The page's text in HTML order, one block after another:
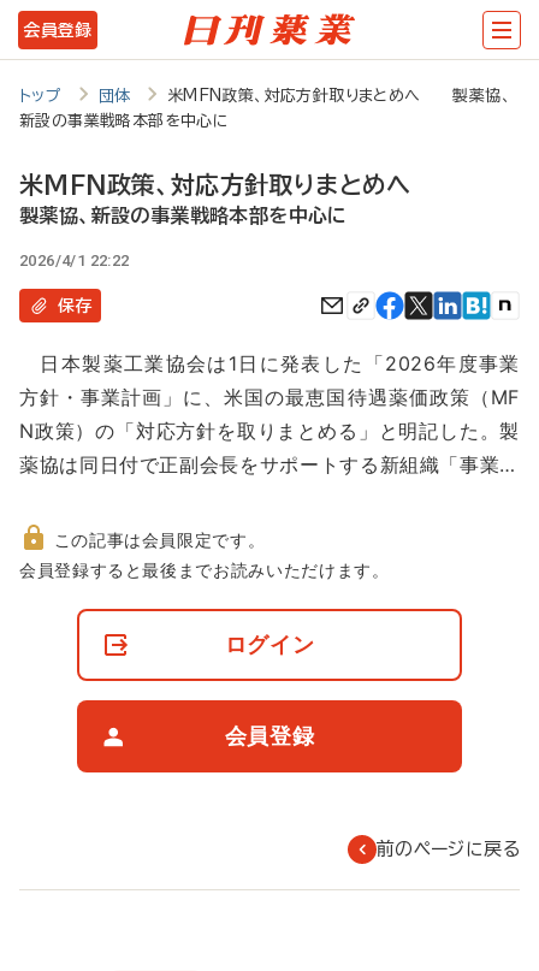
メ
イ
テ
ツ
に
動
会員登録
トップ 団体
米MFN政策、対応方針取りまとめへ 製薬協、
新設の事業戦略本部を中心に
米MFN政策、対応方針取りまとめへ
製薬協、新設の事業戦略本部を中心に
2026/4/1 22:22
保存
日本製薬工業協会は1日に発表した「2026年度事業
方針・事業計画」に、米国の最恵国待遇薬価政策（MF
N政策）の「対応方針を取りまとめる」と明記した。製
薬協は同日付で正副会長をサポートする新組織「事業…
非
この記事は会員限定です。
会員登録すると最後までお読みいただけます。
ログイン
会員登録
前のページに戻る